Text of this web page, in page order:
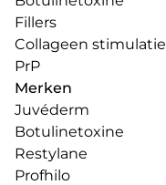
Fillers
Collageen stimulatie
PrP
Merken
Juvéderm
Botulinetoxine
Restylane
Profhilo